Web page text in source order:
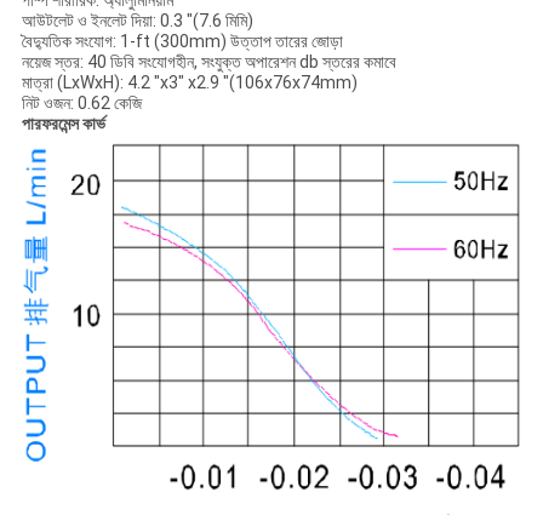
আউটলেট ও ​​ইনলেট দিয়া: 0.3 "(7.6 মিমি)
বৈদ্যুতিক সংযোগ: 1-ft (300mm) উত্তাপ তারের জোড়া
নয়েজ স্তর: 40 ডিবি সংযোগহীন, সংযুক্ত অপারেশন db স্তরের কমাবে
মাত্রা (LxWxH): 4.2 "x3" x2.9 "(106x76x74mm)
নিট ওজন: 0.62 কেজি
পারফরমেন্স কার্ভ